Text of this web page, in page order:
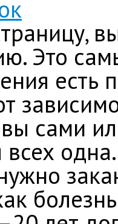
Это
есть
сами